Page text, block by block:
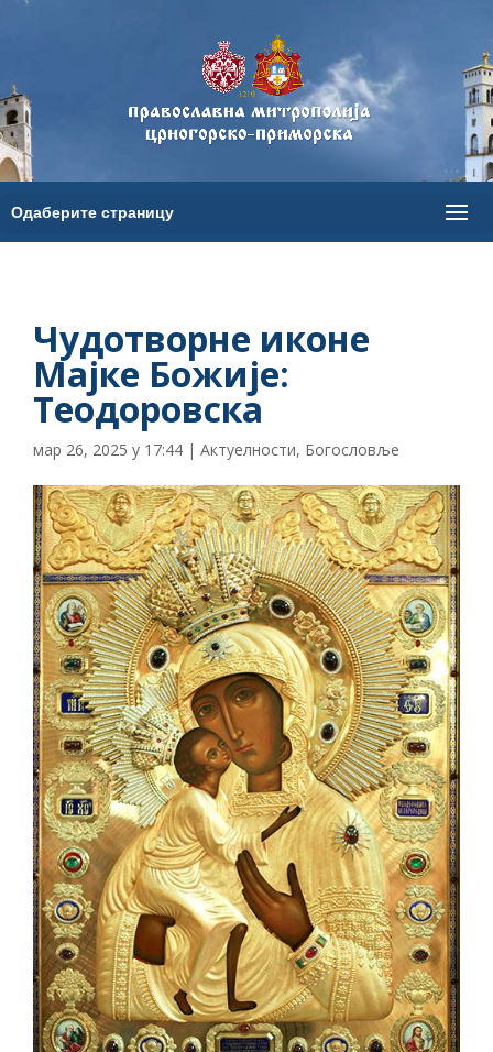
Чудотворне иконе
Мајке Божије:
Теодоровска
мар 26, 2025 у 17:44 | Актуелности, Богословље